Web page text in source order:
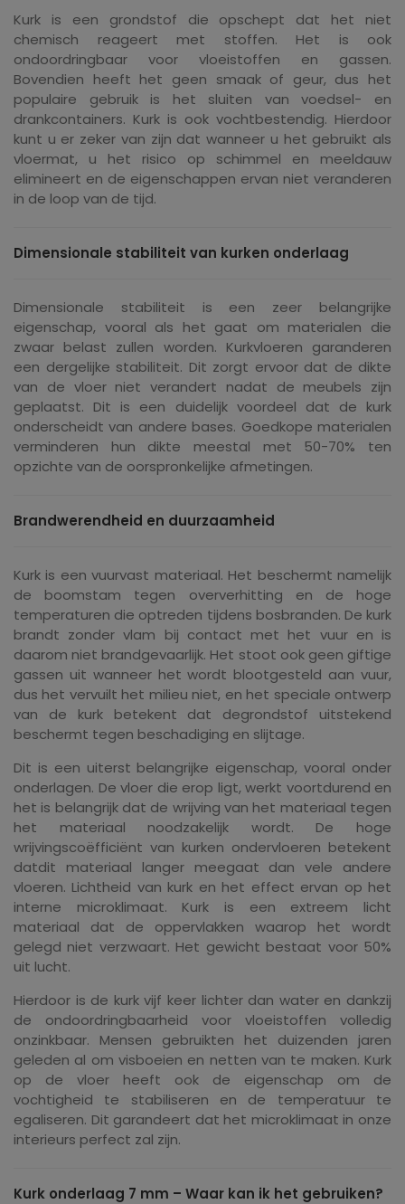
Kurk is een grondstof die opschept dat het niet
chemisch reageert met stoffen. Het is ook
ondoordringbaar voor vloeistoffen en gassen.
Bovendien heeft het geen smaak of geur, dus het
populaire gebruik is het sluiten van voedsel- en
drankcontainers. Kurk is ook vochtbestendig. Hierdoor
kunt u er zeker van zijn dat wanneer u het gebruikt als
vloermat, u het risico op schimmel en meeldauw
elimineert en de eigenschappen ervan niet veranderen
in de loop van de tijd.
Dimensionale stabiliteit van kurken onderlaag
Dimensionale stabiliteit is een zeer belangrijke
eigenschap, vooral als het gaat om materialen die
zwaar belast zullen worden. Kurkvloeren garanderen
een dergelijke stabiliteit. Dit zorgt ervoor dat de dikte
van de vloer niet verandert nadat de meubels zijn
geplaatst. Dit is een duidelijk voordeel dat de kurk
onderscheidt van andere bases. Goedkope materialen
verminderen hun dikte meestal met 50-70% ten
opzichte van de oorspronkelijke afmetingen.
Brandwerendheid en duurzaamheid
Kurk is een vuurvast materiaal. Het beschermt namelijk
de boomstam tegen oververhitting en de hoge
temperaturen die optreden tijdens bosbranden. De kurk
brandt zonder vlam bij contact met het vuur en is
daarom niet brandgevaarlijk. Het stoot ook geen giftige
gassen uit wanneer het wordt blootgesteld aan vuur,
dus het vervuilt het milieu niet, en het speciale ontwerp
van de kurk betekent dat degrondstof uitstekend
beschermt tegen beschadiging en slijtage.
Dit is een uiterst belangrijke eigenschap, vooral onder
onderlagen. De vloer die erop ligt, werkt voortdurend en
het is belangrijk dat de wrijving van het materiaal tegen
het materiaal noodzakelijk wordt. De hoge
wrijvingscoëfficiënt van kurken ondervloeren betekent
datdit materiaal langer meegaat dan vele andere
vloeren. Lichtheid van kurk en het effect ervan op het
interne microklimaat. Kurk is een extreem licht
materiaal dat de oppervlakken waarop het wordt
gelegd niet verzwaart. Het gewicht bestaat voor 50%
uit lucht.
Hierdoor is de kurk vijf keer lichter dan water en dankzij
de ondoordringbaarheid voor vloeistoffen volledig
onzinkbaar. Mensen gebruikten het duizenden jaren
geleden al om visboeien en netten van te maken. Kurk
op de vloer heeft ook de eigenschap om de
vochtigheid te stabiliseren en de temperatuur te
egaliseren. Dit garandeert dat het microklimaat in onze
interieurs perfect zal zijn.
Kurk onderlaag 7 mm – Waar kan ik het gebruiken?